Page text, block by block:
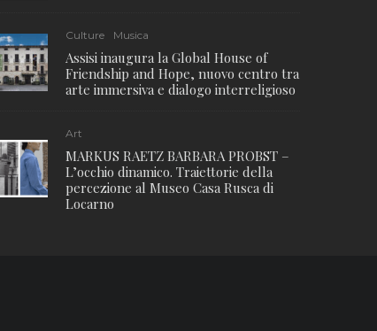
Culture Musica
Assisi inaugura la Global House of
Friendship and Hope, nuovo centro tra
arte immersiva e dialogo interreligioso
Art
MARKUS RAETZ BARBARA PROBST –
L’occhio dinamico. Traiettorie della
percezione al Museo Casa Rusca di
Locarno